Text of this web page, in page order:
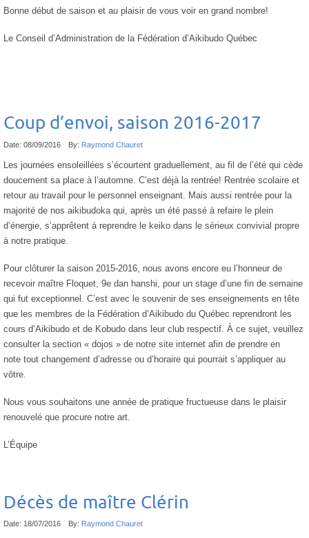
Bonne début de saison et au plaisir de vous voir en grand nombre!
Le Conseil d’Administration de la Fédération d’Aikibudo Québec
Coup d’envoi, saison 2016-2017
Date: 08/09/2016 By: Raymond Chauret
Les journées ensoleillées s’écourtent graduellement, au fil de l’été qui cède
doucement sa place à l’automne. C’est déjà la rentrée! Rentrée scolaire et
retour au travail pour le personnel enseignant. Mais aussi rentrée pour la
majorité de nos aikibudoka qui, après un été passé à refaire le plein
d’énergie, s’apprêtent à reprendre le keiko dans le sérieux convivial propre
à notre pratique.
Pour clôturer la saison 2015-2016, nous avons encore eu l’honneur de
recevoir maître Floquet, 9e dan hanshi, pour un stage d’une fin de semaine
qui fut exceptionnel. C’est avec le souvenir de ses enseignements en tête
que les membres de la Fédération d’Aikibudo du Québec reprendront les
cours d’Aikibudo et de Kobudo dans leur club respectif. À ce sujet, veuillez
consulter la section « dojos » de notre site internet afin de prendre en
note tout changement d’adresse ou d’horaire qui pourrait s’appliquer au
vôtre.
Nous vous souhaitons une année de pratique fructueuse dans le plaisir
renouvelé que procure notre art.
L’Équipe
Décès de maître Clérin
Date: 18/07/2016 By: Raymond Chauret